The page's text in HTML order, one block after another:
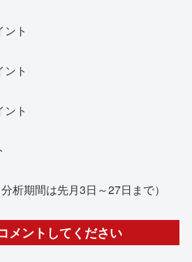
ト
ト
ト
析期間は先月3日～27日まで）
メントしてください